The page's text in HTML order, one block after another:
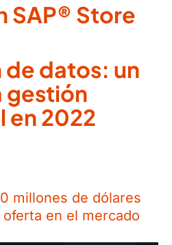
SAP® Store
datos: un
gestión
en 2022
millones de dólares
en el mercado